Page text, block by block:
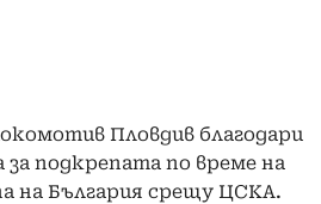
Пловдив благодари
подкрепата по време на
на България срещу ЦСКА.